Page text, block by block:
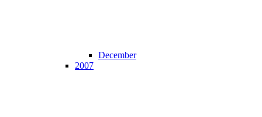
December
2007